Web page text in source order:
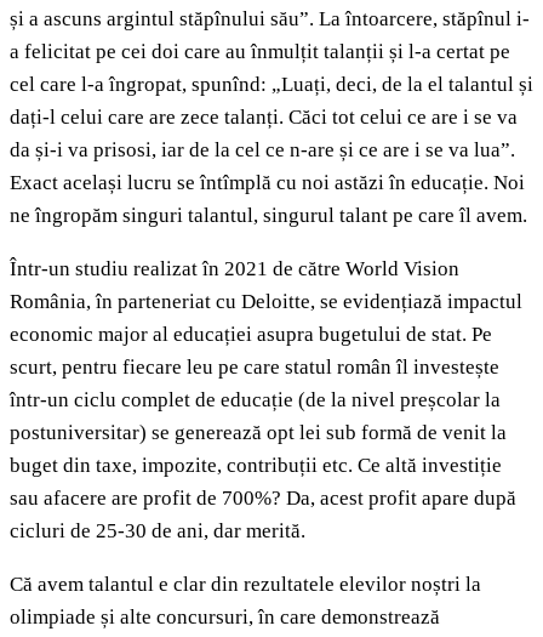
și a ascuns argintul stăpînului său”. La întoarcere, stăpînul i-
a felicitat pe cei doi care au înmulțit talanții și l-a certat pe
cel care l-a îngropat, spunînd: „Luați, deci, de la el talantul și
dați-l celui care are zece talanți. Căci tot celui ce are i se va
da și-i va prisosi, iar de la cel ce n-are și ce are i se va lua”.
Exact același lucru se întîmplă cu noi astăzi în educație. Noi
ne îngropăm singuri talantul, singurul talant pe care îl avem.
Într-un studiu realizat în 2021 de către World Vision
România, în parteneriat cu Deloitte, se evidențiază impactul
economic major al educației asupra bugetului de stat. Pe
scurt, pentru fiecare leu pe care statul român îl investește
într-un ciclu complet de educație (de la nivel preșcolar la
postuniversitar) se generează opt lei sub formă de venit la
buget din taxe, impozite, contribuții etc. Ce altă investiție
sau afacere are profit de 700%? Da, acest profit apare după
cicluri de 25-30 de ani, dar merită.
Că avem talantul e clar din rezultatele elevilor noștri la
olimpiade și alte concursuri, în care demonstrează